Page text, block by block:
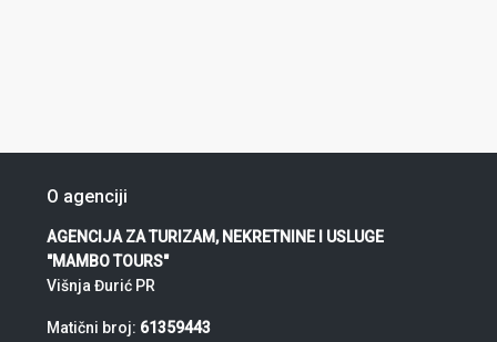
O agenciji
AGENCIJA ZA TURIZAM, NEKRETNINE I USLUGE
"MAMBO TOURS"
Višnja Đurić PR
Matični broj: 61359443